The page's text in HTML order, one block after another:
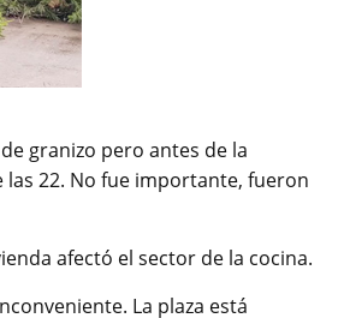
granizo pero antes de la
22. No fue importante, fueron
afectó el sector de la cocina.
La plaza está